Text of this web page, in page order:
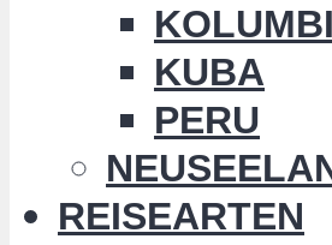
KUBA
PERU
REISEARTEN